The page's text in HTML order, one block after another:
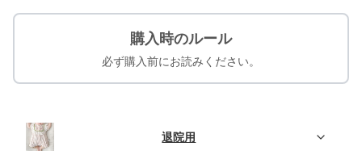
購入時のルール
必ず購入前にお読みください。
退院用